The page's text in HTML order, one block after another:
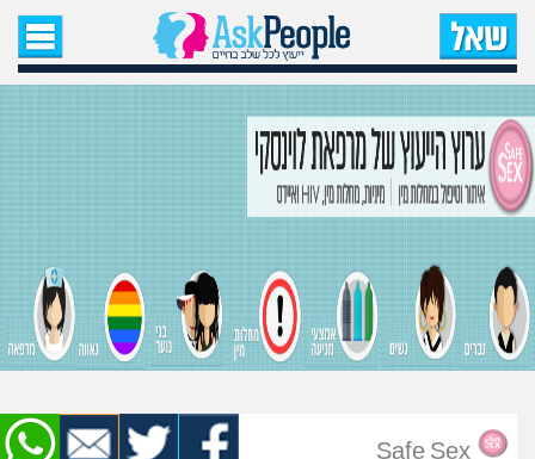
עמוד הבית
שאל שאלה
עצות חדשות
מה קורה כאן?
מתחם הטיפים